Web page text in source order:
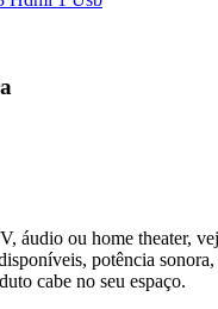
áudio ou home theater,
potência
cabe no seu espaço.